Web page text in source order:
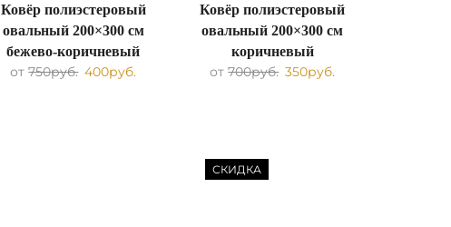
Ковёр полиэстеровый
овальный 200×300 см
бежево-коричневый
от750руб. 400руб.
Ковёр полиэстеровый
овальный 200×300 см
коричневый
от700руб. 350руб.
СКИДКА